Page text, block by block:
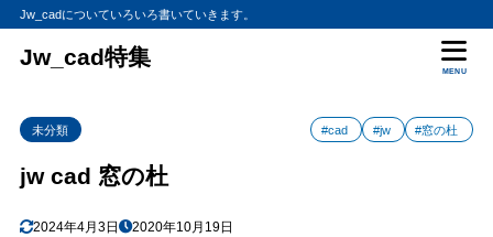
Jw_cadについていろいろ書いていきます。
Jw_cad特集
MENU
未分類 #cad #jw #窓の杜
jw cad 窓の杜
2024年4月3日 2020年10月19日